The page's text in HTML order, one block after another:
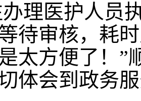
办理医护人员
待审核，耗
太方便了！”
体会到政务